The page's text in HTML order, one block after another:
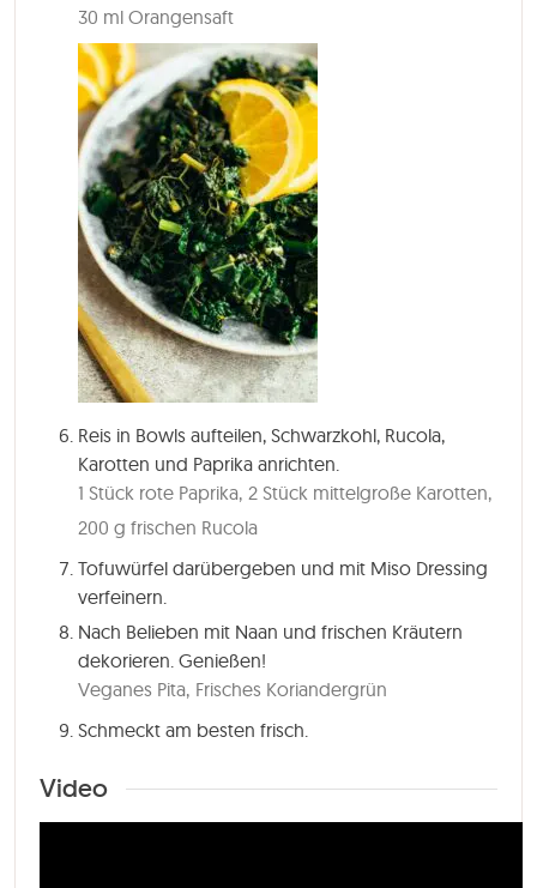
30 ml Orangensaft
Reis in Bowls aufteilen, Schwarzkohl, Rucola,
Karotten und Paprika anrichten.
1 Stück rote Paprika, 2 Stück mittelgroße Karotten,
200 g frischen Rucola
Tofuwürfel darübergeben und mit Miso Dressing
verfeinern.
Nach Belieben mit Naan und frischen Kräutern
dekorieren. Genießen!
Veganes Pita, Frisches Koriandergrün
Schmeckt am besten frisch.
Video